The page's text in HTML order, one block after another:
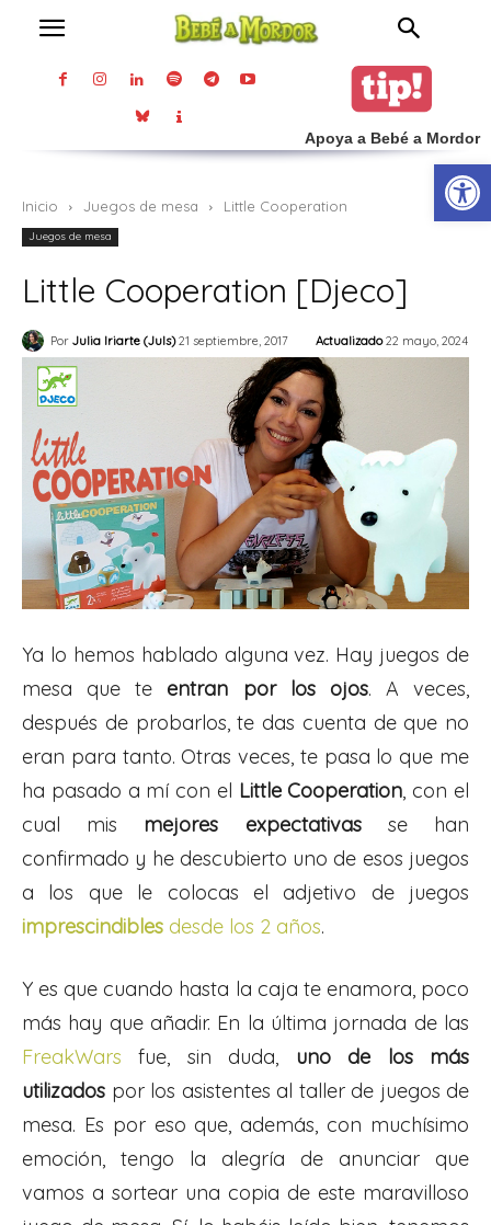
Apoya a Bebé a Mordor
Inicio Juegos de mesa Little Cooperation
Juegos de mesa
Little Cooperation [Djeco]
Por Julia Iriarte (Juls) 21 septiembre, 2017 Actualizado 22 mayo, 2024
Ya lo hemos hablado alguna vez. Hay juegos de
mesa que te entran por los ojos. A veces,
después de probarlos, te das cuenta de que no
eran para tanto. Otras veces, te pasa lo que me
ha pasado a mí con el Little Cooperation, con el
cual mis mejores expectativasse han
confirmado y he descubierto uno de esos juegos
a los que le colocas el adjetivo de juegos
imprescindibles desde los 2 años.
Y es que cuando hasta la caja te enamora, poco
más hay que añadir. En la última jornada de las
FreakWars fue, sin duda, uno de los más
utilizados por los asistentes al taller de juegos de
mesa. Es por eso que, además, con muchísimo
emoción, tengo la alegría de anunciar que
vamos a sortear una copia de este maravilloso